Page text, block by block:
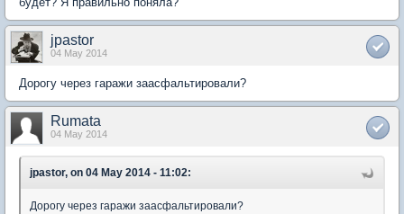
jpastor
04 May 2014
Дорогу через гаражи заасфальтировали?
Rumata
04 May 2014
jpastor, on 04 May 2014 - 11:02:
Дорогу через гаражи заасфальтировали?